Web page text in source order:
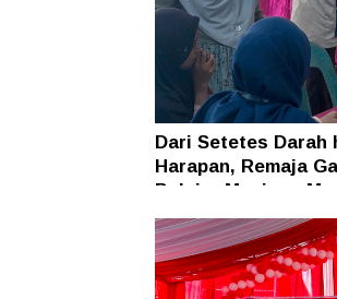
Dari Setetes Darah
Harapan, Remaja
Belajar Menjaga